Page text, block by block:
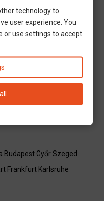
Budapest GyőrSzeged
Frankfurt Karlsruhe
technology to
user experience. You
or use settings to accept